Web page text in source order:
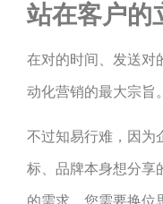
站在客户的
在对的时间、发送对
动化营销的最大宗旨。
不过知易行难，因为
标、品牌本身想分享